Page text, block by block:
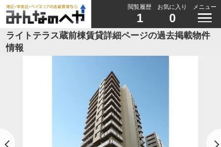
閲覧履歴
1
お気に入り
0
メニュー
ライトテラス蔵前棟賃貸詳細ページの過去掲載物件
情報